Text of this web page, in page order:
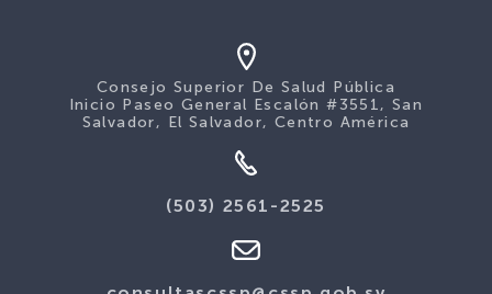
Consejo Superior De Salud Pública
Inicio Paseo General Escalón #3551, San
Salvador, El Salvador, Centro América
(503) 2561-2525